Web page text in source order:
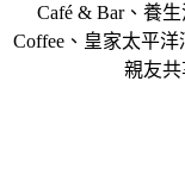
Café & Bar、養
Coffee、皇家太平
親友共